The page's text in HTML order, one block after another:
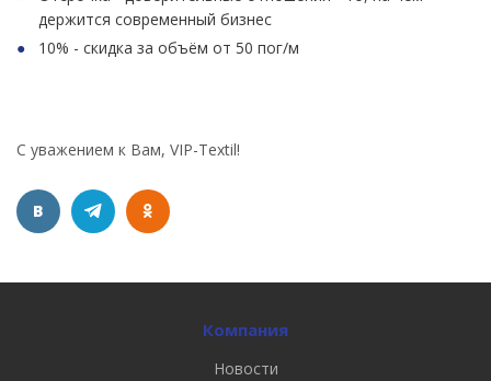
держится современный бизнес
10% - скидка за объём от 50 пог/м
С уважением к Вам, VIP-Textil!
Компания
Новости